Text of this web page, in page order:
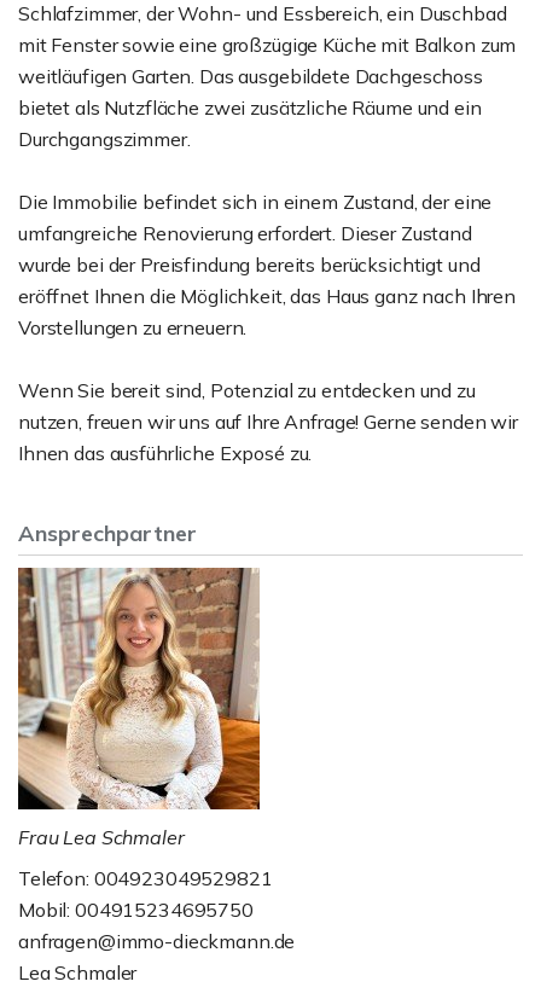
Schlafzimmer, der Wohn- und Essbereich, ein Duschbad
mit Fenster sowie eine großzügige Küche mit Balkon zum
weitläufigen Garten. Das ausgebildete Dachgeschoss
bietet als Nutzfläche zwei zusätzliche Räume und ein
Durchgangszimmer.
Die Immobilie befindet sich in einem Zustand, der eine
umfangreiche Renovierung erfordert. Dieser Zustand
wurde bei der Preisfindung bereits berücksichtigt und
eröffnet Ihnen die Möglichkeit, das Haus ganz nach Ihren
Vorstellungen zu erneuern.
Wenn Sie bereit sind, Potenzial zu entdecken und zu
nutzen, freuen wir uns auf Ihre Anfrage! Gerne senden wir
Ihnen das ausführliche Exposé zu.
Ansprechpartner
Frau Lea Schmaler
Telefon: 004923049529821
Mobil: 004915234695750
anfragen@immo-dieckmann.de
Lea Schmaler